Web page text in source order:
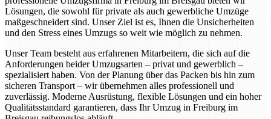
Lösungen, die sowohl für private als auch gewerbliche Umzüge
maßgeschneidert sind. Unser Ziel ist es, Ihnen die Unsicherheiten
und den Stress eines Umzugs so weit wie möglich zu nehmen.
Unser Team besteht aus erfahrenen Mitarbeitern, die sich auf die
Anforderungen beider Umzugsarten – privat und gewerblich –
spezialisiert haben. Von der Planung über das Packen bis hin zum
sicheren Transport – wir übernehmen alles professionell und
zuverlässig. Moderne Ausrüstung, flexible Lösungen und ein hoher
Qualitätsstandard garantieren, dass Ihr Umzug in Freiburg im